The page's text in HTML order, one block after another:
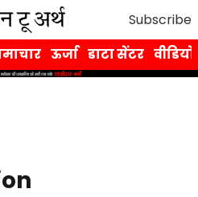
Subscribe
ऊर्जा डाटा सेंटर वीडियो